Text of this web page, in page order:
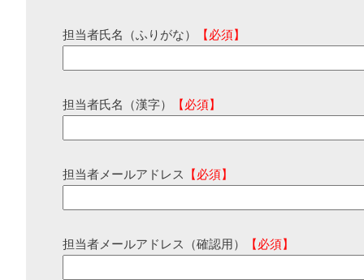
担当者氏名（ふりがな） 【必須】
担当者氏名（漢字） 【必須】
担当者メールアドレス 【必須】
担当者メールアドレス（確認用） 【必須】